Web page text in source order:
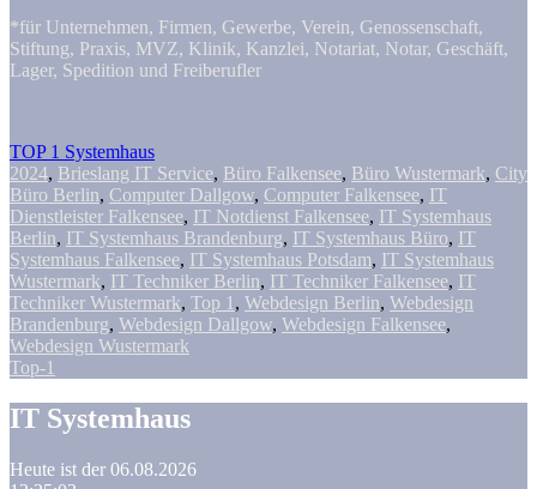
*für Unternehmen, Firmen, Gewerbe, Verein, Genossenschaft,
Stiftung, Praxis, MVZ, Klinik, Kanzlei, Notariat, Notar, Geschäft,
Lager, Spedition und Freiberufler
TOP 1 Systemhaus
2024, Brieslang IT Service, Büro Falkensee, Büro Wustermark, City
Büro Berlin, Computer Dallgow, Computer Falkensee, IT
Dienstleister Falkensee, IT Notdienst Falkensee, IT Systemhaus
Berlin, IT Systemhaus Brandenburg, IT Systemhaus Büro, IT
Systemhaus Falkensee, IT Systemhaus Potsdam, IT Systemhaus
Wustermark, IT Techniker Berlin, IT Techniker Falkensee, IT
Techniker Wustermark, Top 1 , Webdesign Berlin, Webdesign
Brandenburg, Webdesign Dallgow, Webdesign Falkensee,
Webdesign Wustermark
Top-1
IT Systemhaus
Heute ist der 06.08.2026